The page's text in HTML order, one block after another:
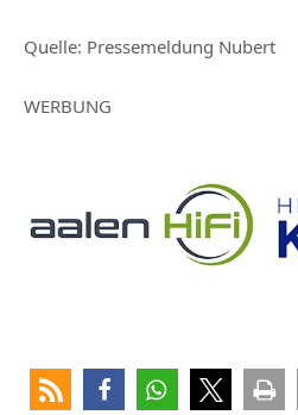
Quelle: Pressemeldung Nubert
WERBUNG